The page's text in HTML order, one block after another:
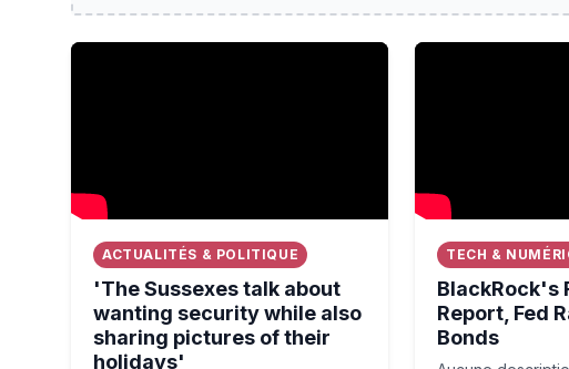
'The Sussexes talk about wanting security while also
ACTUALITÉS & POLITIQUE
'The Sussexes talk about
wanting security while also
sharing pictures of their
holidays'⁠
BlackRock's
TECH &
BlackRock's
Report, Fed
Bonds